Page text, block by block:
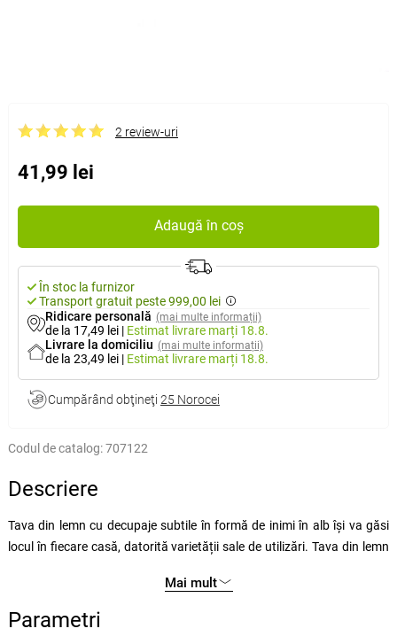
2 review-uri
41,99 lei
Adaugă în coș
În stoc la furnizor
Transport gratuit peste 999,00 lei
Ridicare personală (mai multe informații)
de la 17,49 lei | Estimat livrare marți 18.8.
Livrare la domiciliu (mai multe informații)
de la 23,49 lei | Estimat livrare marți 18.8.
Cumpărând obţineţi 25 Norocei
Codul de catalog:707122
Descriere
Tava din lemn cu decupaje subtile în formă de inimi în alb își va găsi
locul în fiecare casă, datorită varietății sale de utilizări. Tava din lemn
familia sau prietenii va include un accesoriu practic sub forma unei
tăvi, care va proteja suprafața mesei de eventualele murdării.
De asemenea, tava poate fi perfect utilizată ca bază pentru compoziții
Mai mult
Parametri